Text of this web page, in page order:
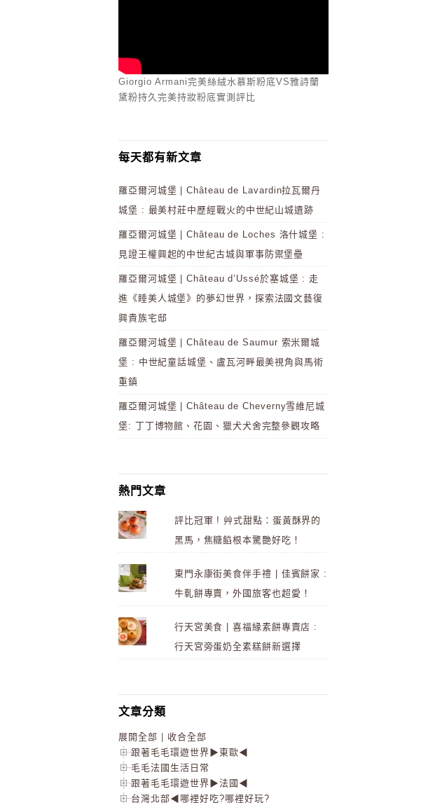
Giorgio Armani完美絲絨水慕斯粉底VS雅詩蘭
黛粉持久完美持妝粉底實測評比
每天都有新文章
羅亞爾河城堡 | Château de Lavardin拉瓦爾丹
城堡 : 最美村莊中歷經戰火的中世紀山城遺跡
羅亞爾河城堡 | Château de Loches 洛什城堡 :
見證王權興起的中世紀古城與軍事防禦堡壘
羅亞爾河城堡 | Château d’Ussé於塞城堡 : 走
進《睡美人城堡》的夢幻世界，探索法國文藝復
興貴族宅邸
羅亞爾河城堡 | Château de Saumur 索米爾城
堡 : 中世紀童話城堡、盧瓦河畔最美視角與馬術
重鎮
羅亞爾河城堡 | Château de Cheverny雪維尼城
堡: 丁丁博物館、花園、獵犬犬舍完整參觀攻略
熱門文章
評比冠軍 ! 艸式甜點：蛋黃酥界的
黑馬，焦糖餡根本驚艷好吃！
東門永康街美食伴手禮 | 佳賓餅家 :
牛軋餅專賣，外國旅客也超愛！
行天宮美食 | 喜福緣素餅專賣店 :
行天宮旁蛋奶全素糕餅新選擇
文章分類
展開全部
收合全部
跟著毛毛環遊世界▶東歐◀
毛毛法國生活日常
跟著毛毛環遊世界▶法國◀
台灣北部◀哪裡好吃?哪裡好玩?